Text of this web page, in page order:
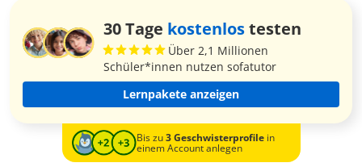
30 Tage kostenlostesten
Über 2,1 Millionen
Schüler*innen nutzen sofatutor
Lernpakete anzeigen
Bis zu3 Geschwisterprofilein
einem Account anlegen